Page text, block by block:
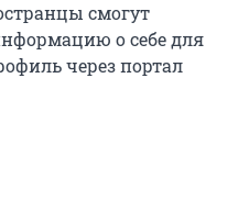
смогут
о себе для
через портал